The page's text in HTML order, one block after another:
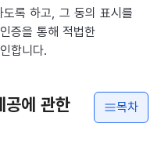
록 하고, 그 동의 표시를
증을 통해 적법한
합니다.
공에 관한
목차